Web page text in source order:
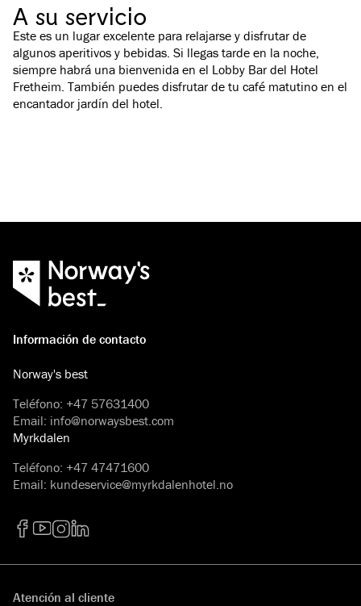
A su servicio
Este es un lugar excelente para relajarse y disfrutar de
algunos aperitivos y bebidas. Si llegas tarde en la noche,
siempre habrá una bienvenida en el Lobby Bar del Hotel
Fretheim. También puedes disfrutar de tu café matutino en el
encantador jardín del hotel.
Información de contacto
Norway's best
Teléfono: +47 57631400
Email: info@norwaysbest.com
Myrkdalen
Teléfono: +47 47471600
Email: kundeservice@myrkdalenhotel.no
Atención al cliente